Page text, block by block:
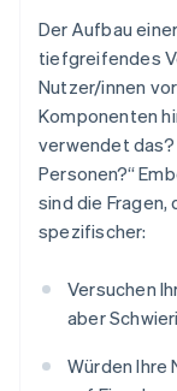
Der Aufbau
tiefgreifendes
Nutzer/innen
Komponenten
verwendet
Personen?“
sind die Fragen,
spezifischer:
Versuchen
aber
Würden